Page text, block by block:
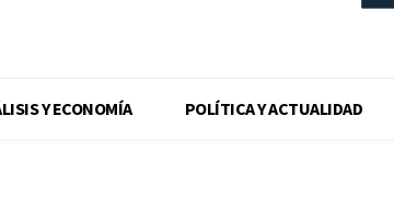
Y ECONOMÍA POLÍTICA Y ACTUALIDAD